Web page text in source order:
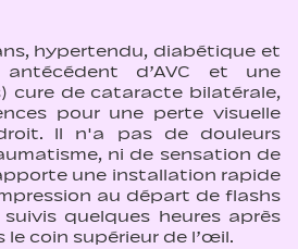
hypertendu, diabétique et
d’AVC et une
cure de cataracte bilatérale,
pour une perte visuelle
Il n'a pas de douleurs
ni de sensation de
une installation rapide
au départ de flashs
quelques heures après
le coin supérieur de l’œil.